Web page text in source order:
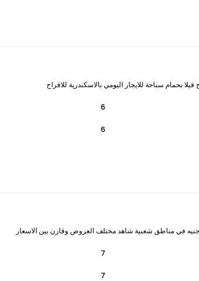
بحمام سباحة للايجار اليومي بالاسكندرية للافراح
6
6
7
7